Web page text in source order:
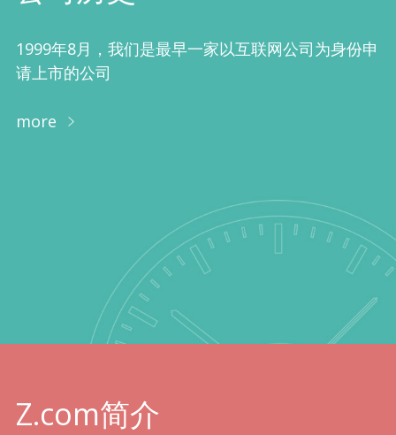
1999年8月，我们是最早一家以互联网公司为身份申
请上市的公司
more
Z.com简介